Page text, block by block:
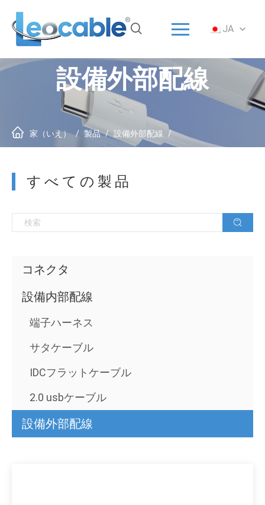
家（いえ）
ソリューション
製品
ODM/OEM
について
ニュース
JA
設備外部配線
家（いえ） / 製品 / 設備外部配線 /
すべての製品
コネクタ
設備内部配線
端子ハーネス
サタケーブル
IDCフラットケーブル
2.0 usbケーブル
設備外部配線